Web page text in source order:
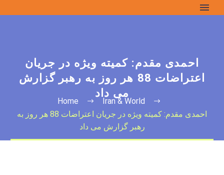
احمدی مقدم: کمیته ویژه در جریان
اعتراضات 88 هر روز به رهبر گزارش
می داد
Home
Iran & World
احمدی مقدم: کمیته ویژه در جریان اعتراضات 88 هر روز به
رهبر گزارش می داد